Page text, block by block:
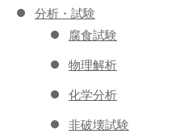
分析・試験
腐食試験
物理解析
化学分析
非破壊試験